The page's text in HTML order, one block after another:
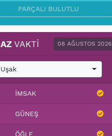
PARÇALI BULUTLU
VAKTI 08 AĞUSTOS 2026
Uşak
İMSAK
GÜNEŞ
ÖĞLE